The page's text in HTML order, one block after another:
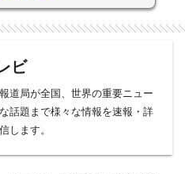
ビ
道局が全国、世界の重要ニュー
話題まで様々な情報を速報・詳
します。